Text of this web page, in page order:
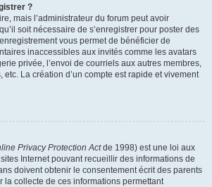
?
mais l’administrateur du forum peut avoir
soit nécessaire de s’enregistrer pour poster des
vous permet de bénéficier de
inaccessibles aux invités comme les avatars
privée, l’envoi de courriels aux autres membres,
etc. La création d’un compte est rapide et vivement
Privacy Protection Actde 1998) est une loi aux
Internet pouvant recueillir des informations de
doivent obtenir le consentement écrit des parents
la collecte de ces informations permettant